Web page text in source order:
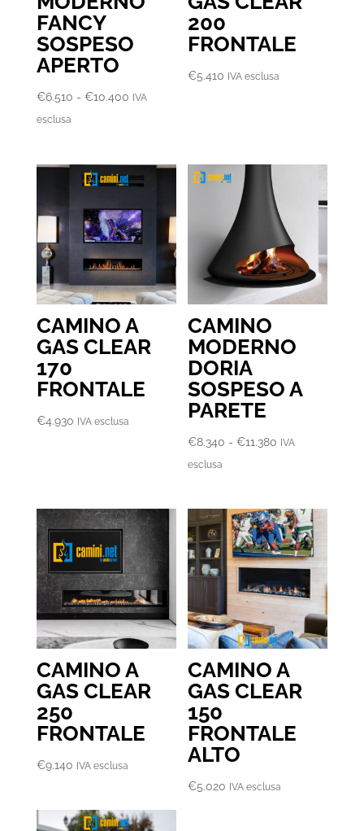
FANCY
SOSPESO
APERTO
€6.510 - €10.400Fascia
€6.510
€10.400
IVA
esclusa
200
FRONTALE
€5.410 IVA esclusa
CAMINO A
GAS CLEAR
170
FRONTALE
€4.930 IVA esclusa
CAMINO
MODERNO
DORIA
SOSPESO A
PARETE
€8.340 - €11.380 Fascia
€8.340
a
€11.380
IVA
esclusa
CAMINO A
GAS CLEAR
250
FRONTALE
€9.140 IVA esclusa
CAMINO A
GAS CLEAR
150
FRONTALE
ALTO
€5.020 IVA esclusa